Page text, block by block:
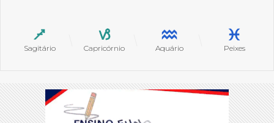
Sagitário Capricórnio Aquário Peixes